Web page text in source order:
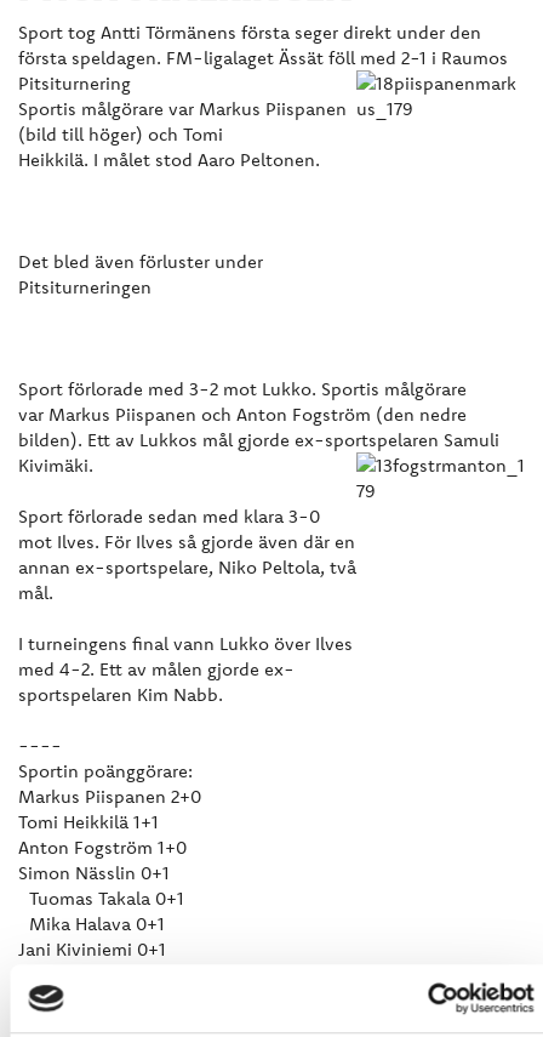
Sport tog Antti Törmänens första seger direkt under den
första speldagen. FM-ligalaget Ässät föll med 2-1 i Raumos
Pitsiturnering
Sportis målgörare var Markus Piispanen
(bild till höger) och Tomi
Heikkilä. I målet stod Aaro Peltonen.
Det bled även förluster under
Pitsiturneringen
Sport förlorade med 3-2 mot Lukko. Sportis målgörare
var Markus Piispanen och Anton Fogström (den nedre
bilden). Ett av Lukkos mål gjorde ex-sportspelaren Samuli
Kivimäki.
Sport förlorade sedan med klara 3-0
mot Ilves. För Ilves så gjorde även där en
annan ex-sportspelare, Niko Peltola, två
mål.
I turneingens final vann Lukko över Ilves
med 4-2. Ett av målen gjorde ex-
sportspelaren Kim Nabb.
----
Sportin poänggörare:
Markus Piispanen 2+0
Tomi Heikkilä 1+1
Anton Fogström 1+0
Simon Nässlin 0+1
Tuomas Takala 0+1
Mika Halava 0+1
Jani Kiviniemi 0+1